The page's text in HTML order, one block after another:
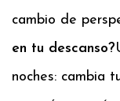
cambio de
en tu descanso?
noches: cambia